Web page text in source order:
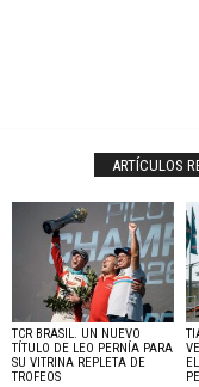
ARTÍCULOS
TCR BRASIL. UN NUEVO
TÍTULO DE LEO PERNÍA PARA
SU VITRINA REPLETA DE
TROFEOS